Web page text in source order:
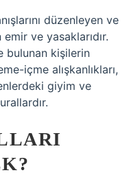
düzenleyen ve
ve yasaklarıdır.
bulunan kişilerin
içme alışkanlıkları,
giyim ve